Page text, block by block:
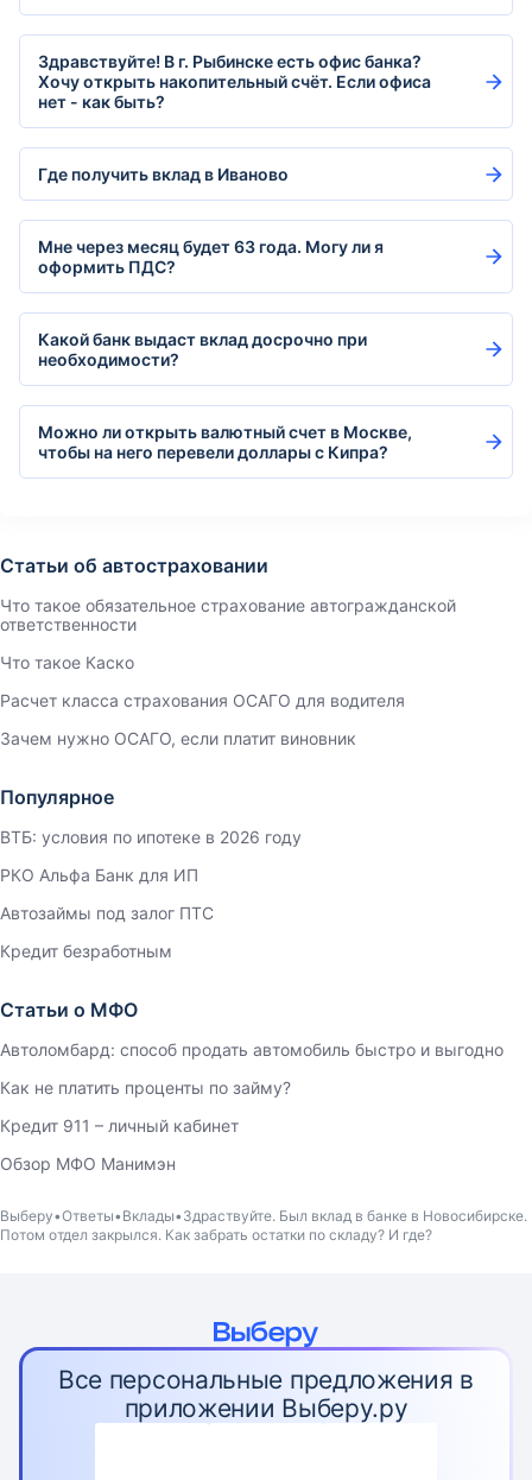
Здравствуйте! В г. Рыбинске есть офис банка?
Хочу открыть накопительный счёт. Если офиса
нет - как быть?
Где получить вклад в Иваново
Мне через месяц будет 63 года. Могу ли я
оформить ПДС?
Какой банк выдаст вклад досрочно при
необходимости?
Можно ли открыть валютный счет в Москве,
чтобы на него перевели доллары с Кипра?
Статьи об автостраховании
Что такое обязательное страхование автогражданской
ответственности
Что такое Каско
Расчет класса страхования ОСАГО для водителя
Зачем нужно ОСАГО, если платит виновник
Популярное
ВТБ: условия по ипотеке в 2026 году
РКО Альфа Банк для ИП
Автозаймы под залог ПТС
Кредит безработным
Статьи о МФО
Автоломбард: способ продать автомобиль быстро и выгодно
Как не платить проценты по займу?
Кредит 911 – личный кабинет
Обзор МФО Манимэн
Выберу Ответы Вклады Здраствуйте. Был вклад в банке в Новосибирске.
Потом отдел закрылся. Как забрать остатки по складу? И где?
Все персональные предложения в
приложении Выберу.ру